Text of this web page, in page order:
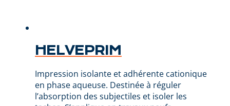
HELVEPRIM
Impression isolante et adhérente cationique
en phase aqueuse. Destinée à réguler
l’absorption des subjectiles et isoler les